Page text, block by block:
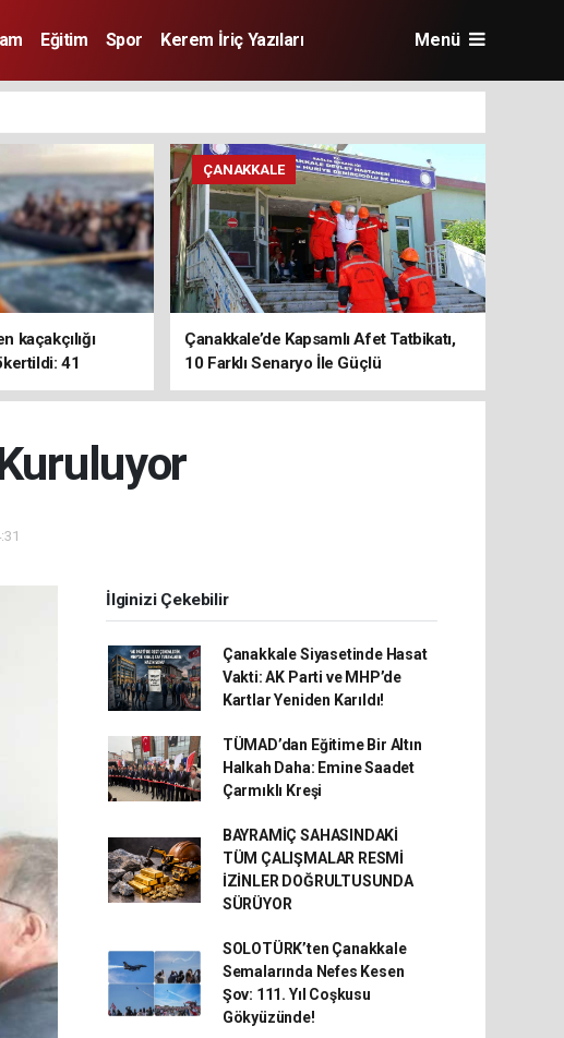
Eğitim Spor Kerem İriç Yazıları Menü
kaçakçılığı
41
ÇANAKKALE
Çanakkale’de Kapsamlı Afet Tatbikatı,
10 Farklı Senaryo İle Güçlü
Koordinasyon
İlginizi Çekebilir
Çanakkale Siyasetinde Hasat
Vakti: AK Parti ve MHP’de
Kartlar Yeniden Karıldı!
TÜMAD’dan Eğitime Bir Altın
Halkah Daha: Emine Saadet
Çarmıklı Kreşi
BAYRAMİÇ SAHASINDAKİ
TÜM ÇALIŞMALAR RESMİ
İZİNLER DOĞRULTUSUNDA
SÜRÜYOR
SOLOTÜRK’ten Çanakkale
Semalarında Nefes Kesen
Şov: 111. Yıl Coşkusu
Gökyüzünde!